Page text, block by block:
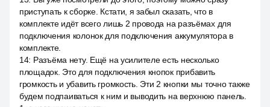
приступать к сборке. Кстати, я забыл сказать, что в
комплекте идёт всего лишь 2 провода на разъёмах для
подключения колонок для подключения аккумулятора в
комплекте.
14: Разъёма нету. Ещё на усилителе есть несколько
площадок. Это для подключения кнопок прибавить
громкость и убавить громкость. Эти 2 кнопки мы точно также
будем подпаиваться к ним и выводить на верхнюю панель.